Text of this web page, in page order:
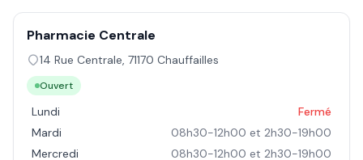
Pharmacie Centrale
14 Rue Centrale, 71170 Chauffailles
Ouvert
Lundi
Fermé
Mardi
08h30-12h00 et 2h30-19h00
Mercredi
08h30-12h00 et 2h30-19h00